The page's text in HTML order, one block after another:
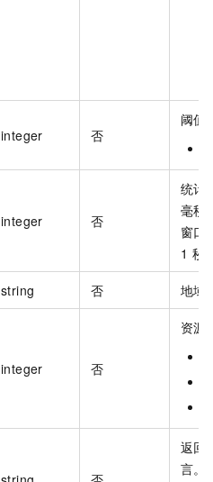
integer 否
阈值
integer 否
统计
毫秒
窗口
1 秒
string 否 地域
integer 否
资源
返回
言。